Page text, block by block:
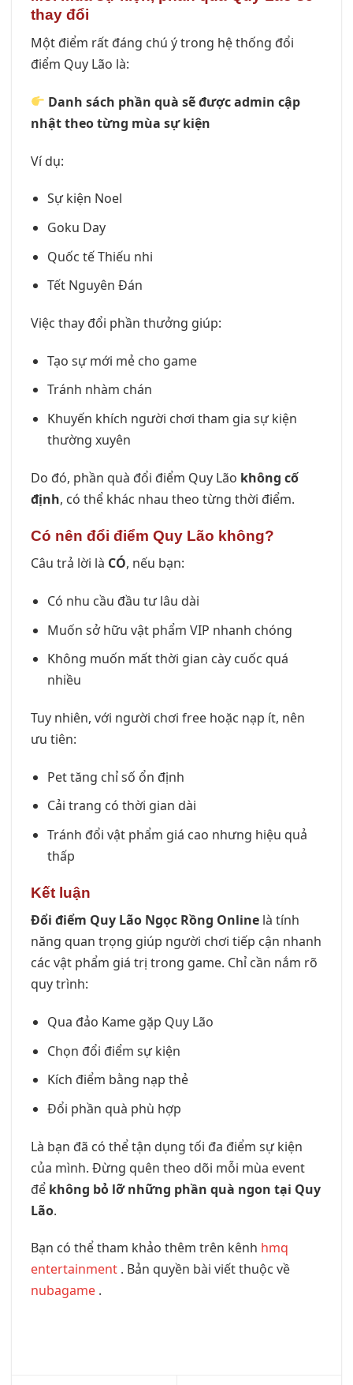
thay đổi
Một điểm rất đáng chú ý trong hệ thống đổi
điểm Quy Lão là:
Danh sách phần quà sẽ được admin cập
nhật theo từng mùa sự kiện
Ví dụ:
Sự kiện Noel
Goku Day
Quốc tế Thiếu nhi
Tết Nguyên Đán
Việc thay đổi phần thưởng giúp:
Tạo sự mới mẻ cho game
Tránh nhàm chán
Khuyến khích người chơi tham gia sự kiện
thường xuyên
Do đó, phần quà đổi điểm Quy Lão không cố
định, có thể khác nhau theo từng thời điểm.
Có nên đổi điểm Quy Lão không?
Câu trả lời là CÓ, nếu bạn:
Có nhu cầu đầu tư lâu dài
Muốn sở hữu vật phẩm VIP nhanh chóng
Không muốn mất thời gian cày cuốc quá
nhiều
Tuy nhiên, với người chơi free hoặc nạp ít, nên
ưu tiên:
Pet tăng chỉ số ổn định
Cải trang có thời gian dài
Tránh đổi vật phẩm giá cao nhưng hiệu quả
thấp
Kết luận
Đổi điểm Quy Lão Ngọc Rồng Online là tính
năng quan trọng giúp người chơi tiếp cận nhanh
các vật phẩm giá trị trong game. Chỉ cần nắm rõ
quy trình:
Qua đảo Kame gặp Quy Lão
Chọn đổi điểm sự kiện
Kích điểm bằng nạp thẻ
Đổi phần quà phù hợp
Là bạn đã có thể tận dụng tối đa điểm sự kiện
của mình. Đừng quên theo dõi mỗi mùa event
để không bỏ lỡ những phần quà ngon tại Quy
Lão.
Bạn có thể tham khảo thêm trên kênh hmq
entertainment . Bản quyền bài viết thuộc về
nubagame .